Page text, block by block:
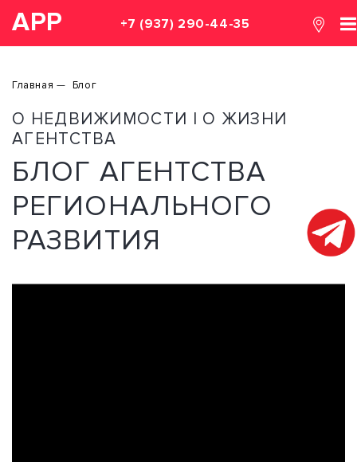
АРР +7 (937) 290-44-35
Главная Блог
О НЕДВИЖИМОСТИ | О ЖИЗНИ
АГЕНТСТВА
БЛОГ АГЕНТСТВА
РЕГИОНАЛЬНОГО
РАЗВИТИЯ